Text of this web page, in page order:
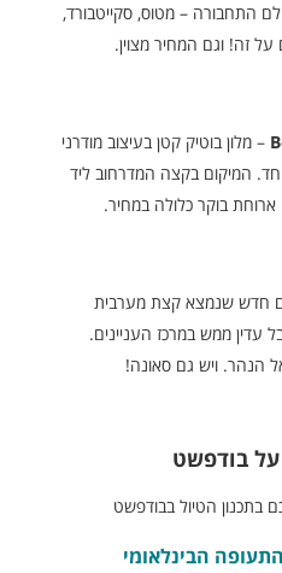
התחבורה – מטוס, סקייטבורד,
זה! וגם המחיר מצוין.
– מלון בוטיק קטן בעיצוב מודרני
המיקום בקצה המדרחוב ליד
בוקר כלולה במחיר.
4 כוכבים חדש שנמצא קצת מערבית
ממש במרכז העניינים.
הנהר. ויש גם סאונה!
בודפשט
בתכנון הטיול בבודפשט
הבינלאומי